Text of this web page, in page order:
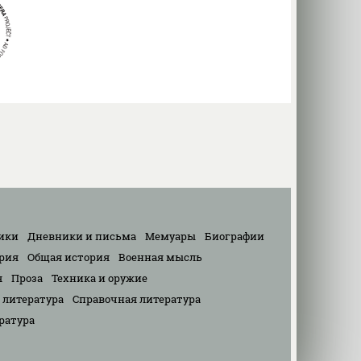
Дневники и письма Мемуары
Биографии
Общая история
Военная мысль
Проза
Техника и оружие
Справочная литература